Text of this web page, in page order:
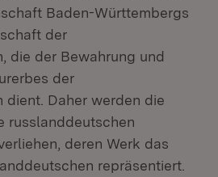
Baden-Württembergs
der
die der Bewahrung und
der
dient. Daher werden die
russlanddeutschen
deren Werk das
repräsentiert.